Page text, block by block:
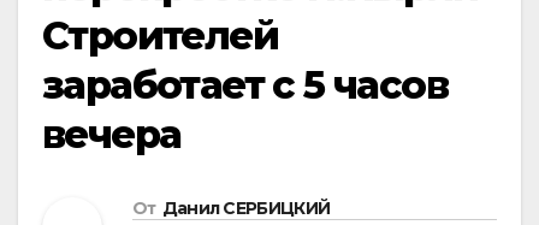
Строителей
заработает с 5 часов
вечера
От Данил СЕРБИЦКИЙ